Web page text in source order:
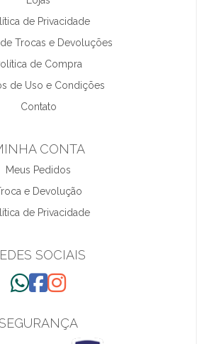
de Privacidade
Trocas e Devoluções
de Compra
de Uso e Condições
Contato
CONTA
Meus Pedidos
e Devolução
de Privacidade
SOCIAIS
SEGURANÇA